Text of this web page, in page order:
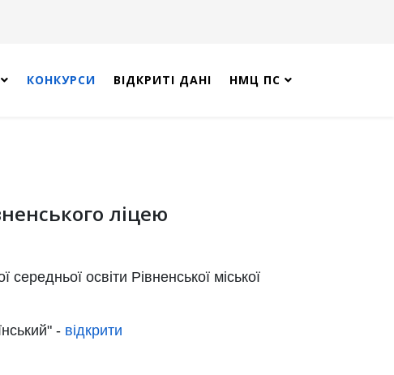
КОНКУРСИ ВІДКРИТІ ДАНІ НМЦ ПС
ліцею
освіти Рівненської міської
- відкрити